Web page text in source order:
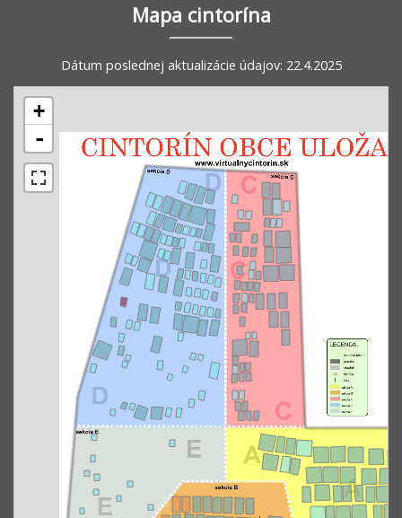
Mapa cintorína
Dátum poslednej aktualizácie údajov: 22.4.2025
+
-